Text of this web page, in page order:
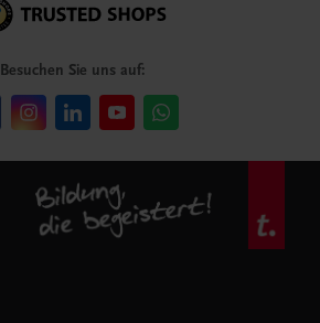
Besuchen Sie uns auf: